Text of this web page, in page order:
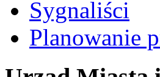
Sygnaliści
Planowanie